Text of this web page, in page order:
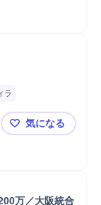
ラ
宿泊事業
気になる
万／大阪統合